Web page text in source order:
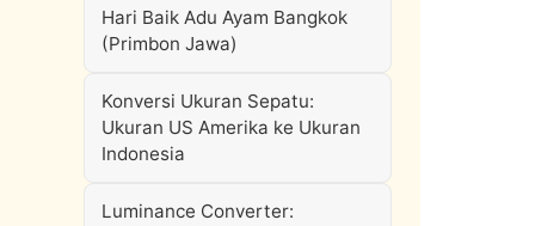
Hari Baik Adu Ayam Bangkok
(Primbon Jawa)
Konversi Ukuran Sepatu:
Ukuran US Amerika ke Ukuran
Indonesia
Luminance Converter: